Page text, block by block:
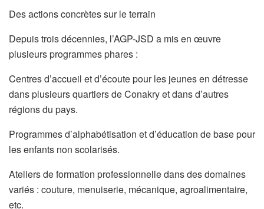
Des actions concrètes sur le terrain
Depuis trois décennies, l’AGP-JSD a mis en œuvre
plusieurs programmes phares :
Centres d’accueil et d’écoute pour les jeunes en détresse
dans plusieurs quartiers de Conakry et dans d’autres
régions du pays.
Programmes d’alphabétisation et d’éducation de base pour
les enfants non scolarisés.
Ateliers de formation professionnelle dans des domaines
variés : couture, menuiserie, mécanique, agroalimentaire,
etc.